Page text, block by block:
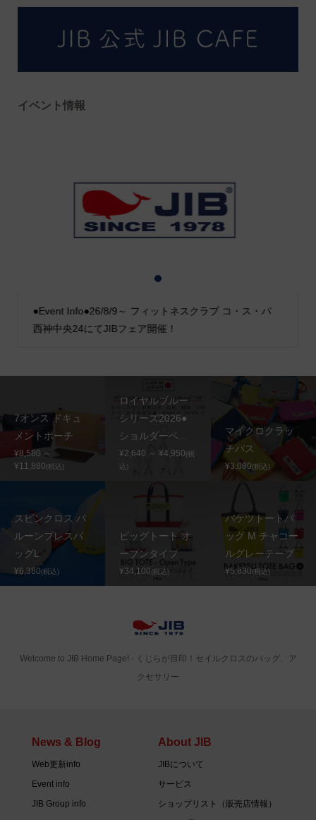
イベント情報
●Event Info●26/8/9～ フィットネスクラブ コ・ス・パ
西神中央24にてJIBフェア開催！
2
7オンス ドキュ
メントポーチ
¥8,580 ～
¥11,880(税込)
ロイヤルブルー
シリーズ2026●
ショルダーベ...
¥2,640 ～ ¥4,950(税
込)
マイクロクラッ
チパス
¥3,080(税込)
スピンクロス バ
ルーンプレスバ
ッグL
¥6,380(税込)
ビッグトート オ
ープンタイプ
¥34,100(税込)
バケツトートバ
ッグ M チャコー
ルグレーテープ
¥5,830(税込)
Welcome to JIB Home Page! ‐ くじらが目印！セイルクロスのバッグ、ア
クセサリー
News & Blog
Web更新info
Event info
JIB Group info
About JIB
JIBについて
サービス
ショップリスト（販売店情報）